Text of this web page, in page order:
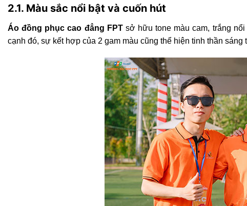
2.1. Màu sắc nổi bật và cuốn hút
Áo đồng phục cao đẳng FPT sở hữu tone màu cam, trắng
cạnh đó, sự kết hợp của 2 gam màu cũng thể hiện tinh thần